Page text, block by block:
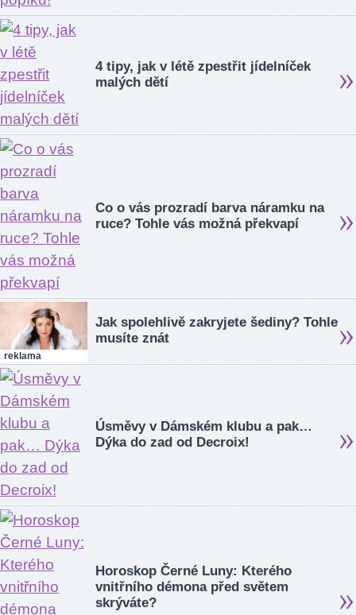
4 tipy, jak v létě zpestřit jídelníček
malých dětí
Co o vás prozradí barva náramku na
ruce? Tohle vás možná překvapí
reklama
Jak spolehlivě zakryjete šediny? Tohle
musíte znát
Úsměvy v Dámském klubu a pak…
Dýka do zad od Decroix!
Horoskop Černé Luny: Kterého
vnitřního démona před světem
skrýváte?